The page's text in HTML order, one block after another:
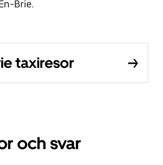
Brie.
taxiresor
och svar